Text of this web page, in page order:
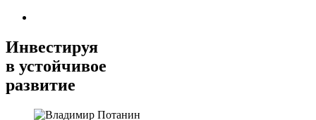
Инвестируя
в устойчивое
развитие